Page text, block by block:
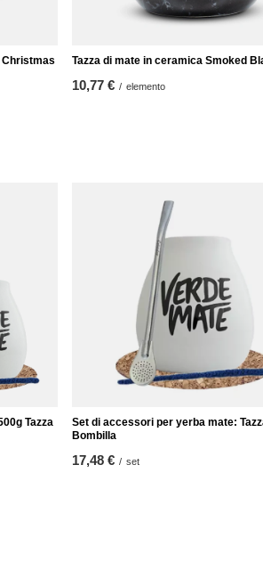
Christmas
Tazza di mate in ceramica Smoked
10,77 € / elemento
Tazza
Set di accessori per yerba mate:
Bombilla
17,48 € / set